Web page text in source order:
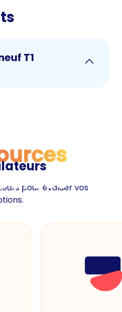
T1
pour évaluer vos